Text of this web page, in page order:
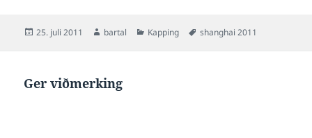
Posted
25. juli 2011 Author
bartal Categories
Kapping Tags
shanghai 2011
Ger viðmerking